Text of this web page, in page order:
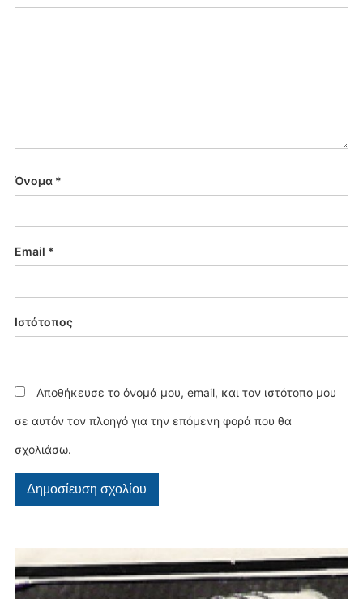
Όνομα *
Email *
Ιστότοπος
Αποθήκευσε το όνομά μου, email, και τον ιστότοπο μου
σε αυτόν τον πλοηγό για την επόμενη φορά που θα
σχολιάσω.